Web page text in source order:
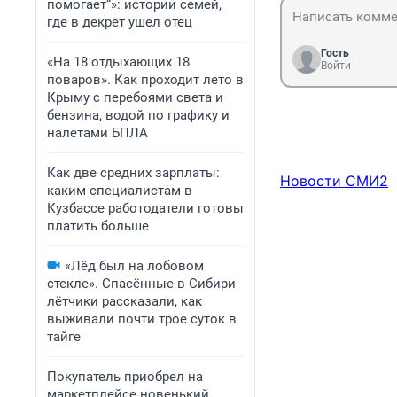
помогает“»: истории семей,
где в декрет ушел отец
«На 18 отдыхающих 18
поваров». Как проходит лето в
Крыму с перебоями света и
бензина, водой по графику и
налетами БПЛА
Как две средних зарплаты:
каким специалистам в
Кузбассе работодатели готовы
платить больше
«Лёд был на лобовом
стекле». Спасённые в Сибири
лётчики рассказали, как
выживали почти трое суток в
тайге
Покупатель приобрел на
Гость
Войти
Новости СМИ2